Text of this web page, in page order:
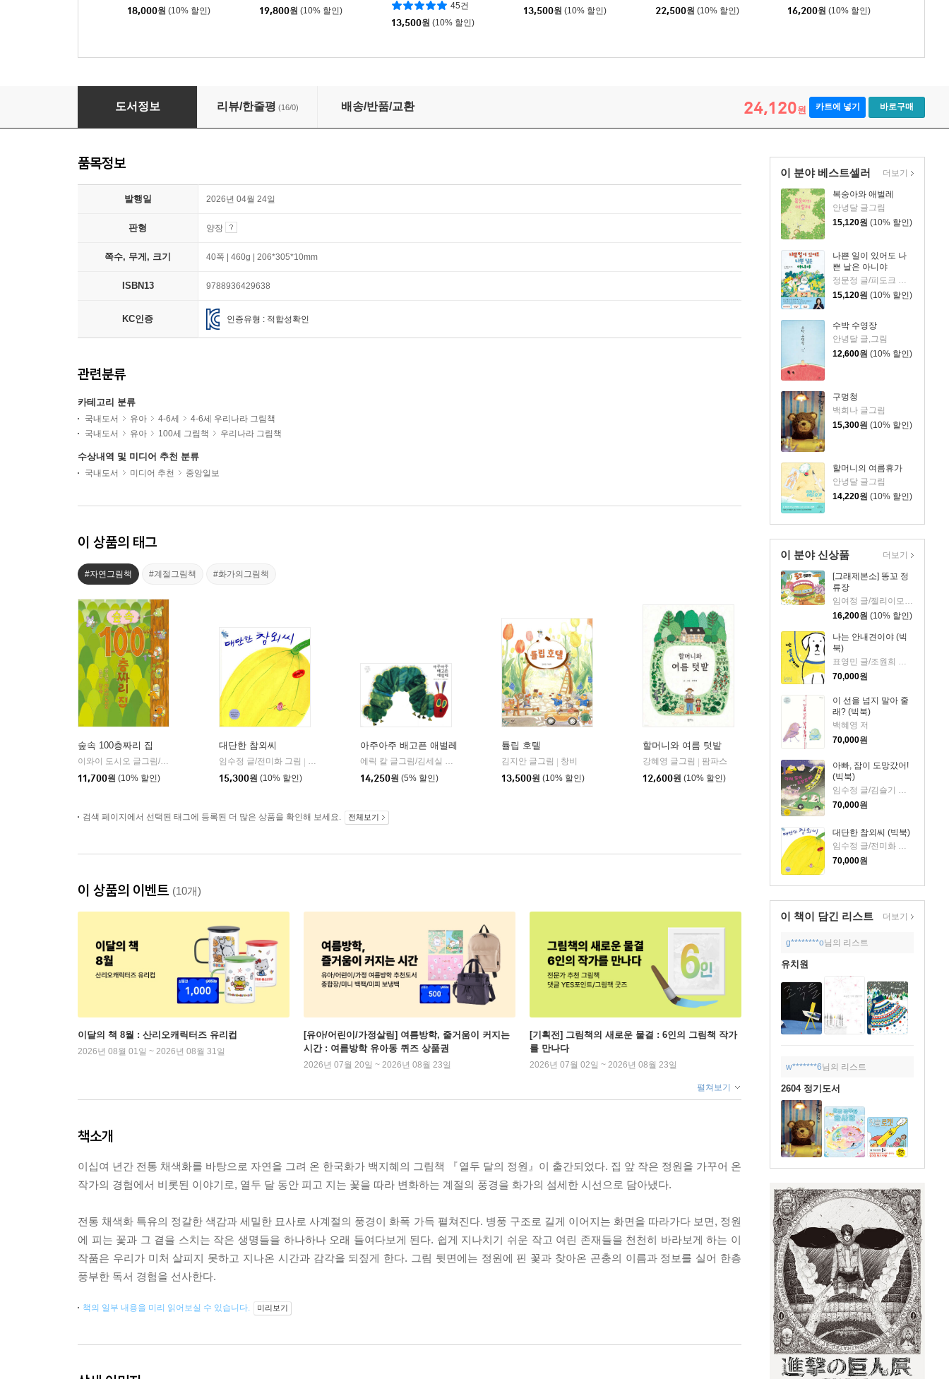
18,000원 (10% 할인)
19,800원 (10% 할인)
45건
13,500원 (10% 할인)
13,500원 (10% 할인)
22,500원 (10% 할인)
16,200원 (10% 할인)
열두 달의 정원
도서정보 리뷰/한줄평 (16/0) 배송/반품/교환 24,120원 카트에 넣기 바로구매
이 분야 베스트셀러
복숭아와 애벌레
안녕달 글그림
15,120원 (10% 할인)
나쁜 일이 있어도 나
쁜 날은 아니야
정문정 글/피도크 그림/천근아 감수
15,120원 (10% 할인)
수박 수영장
안녕달 글,그림
12,600원 (10% 할인)
구멍청
백희나 글그림
15,300원 (10% 할인)
할머니의 여름휴가
안녕달 글그림
14,220원 (10% 할인)
더보기
이 분야 신상품
[그래제본소] 똥꼬 정
류장
16,200원 (10% 할인)
나는 안내견이야 (빅
북)
70,000원
이 선을 넘지 말아 줄
래? (빅북)
백혜영 저
70,000원
아빠, 잠이 도망갔어!
(빅북)
임수정 글/김슬기 그림
70,000원
대단한 참외씨 (빅북)
70,000원
더보기
이 책이 담긴 리스트 더보기
g********o님의 리스트
유치원
w*******6님의 리스트
2604 정기도서
품목정보
발행일 2026년 04월 24일
판형 양장
쪽수, 무게, 크기 40쪽 | 460g | 206*305*10mm
ISBN13 9788936429638
KC인증 인증유형 : 적합성확인
관련분류
카테고리 분류
국내도서 유아 4-6세
4-6세 우리나라 그림책
국내도서
유아 100세 그림책 우리나라 그림책
수상내역 및 미디어 추천 분류
국내도서 미디어 추천 중앙일보
이 상품의 태그
#자연그림책 #계절그림책 #화가의그림책
숲속 100층짜리 집
이와이 도시오 글그림/김숙 역
11,700원 (10% 할인)
대단한 참외씨
임수정 글/전미화 그림
한울림어린이
15,300원 (10% 할인)
아주아주 배고픈 애벌레
에릭 칼 글그림/김세실 역
14,250원 (5% 할인)
튤립 호텔
김지안 글그림
창비
13,500원 (10% 할인)
할머니와 여름 텃밭
강혜영 글그림
팜파스
12,600원 (10% 할인)
검색 페이지에서 선택된 태그에 등록된 더 많은 상품을 확인해 보세요. 전체보기
이 상품의 이벤트 (10개)
이달의 책 8월 : 산리오캐릭터즈 유리컵
2026년 08월 01일 ~ 2026년 08월 31일
[유아/어린이/가정살림] 여름방학, 줄거움이 커지는
시간 : 여름방학 유아동 퀴즈 상품권
2026년 07월 20일 ~ 2026년 08월 23일
[기획전] 그림책의 새로운 물결 : 6인의 그림책 작가
를 만나다
2026년 07월 02일 ~ 2026년 08월 23일
펼쳐보기
책소개
이십여 년간 전통 채색화를 바탕으로 자연을 그려 온 한국화가 백지혜의 그림책 『열두 달의 정원』이 출간되었다. 집 앞 작은 정원을 가꾸어 온
작가의 경험에서 비롯된 이야기로, 열두 달 동안 피고 지는 꽃을 따라 변화하는 계절의 풍경을 화가의 섬세한 시선으로 담아냈다.
전통 채색화 특유의 정갈한 색감과 세밀한 묘사로 사계절의 풍경이 화폭 가득 펼쳐진다. 병풍 구조로 길게 이어지는 화면을 따라가다 보면, 정원
에 피는 꽃과 그 곁을 스치는 작은 생명들을 하나하나 오래 들여다보게 된다. 쉽게 지나치기 쉬운 작고 여린 존재들을 천천히 바라보게 하는 이
작품은 우리가 미처 살피지 못하고 지나온 시간과 감각을 되짚게 한다. 그림 뒷면에는 정원에 핀 꽃과 찾아온 곤충의 이름과 정보를 실어 한층
풍부한 독서 경험을 선사한다.
책의 일부 내용을 미리 읽어보실 수 있습니다. 미리보기